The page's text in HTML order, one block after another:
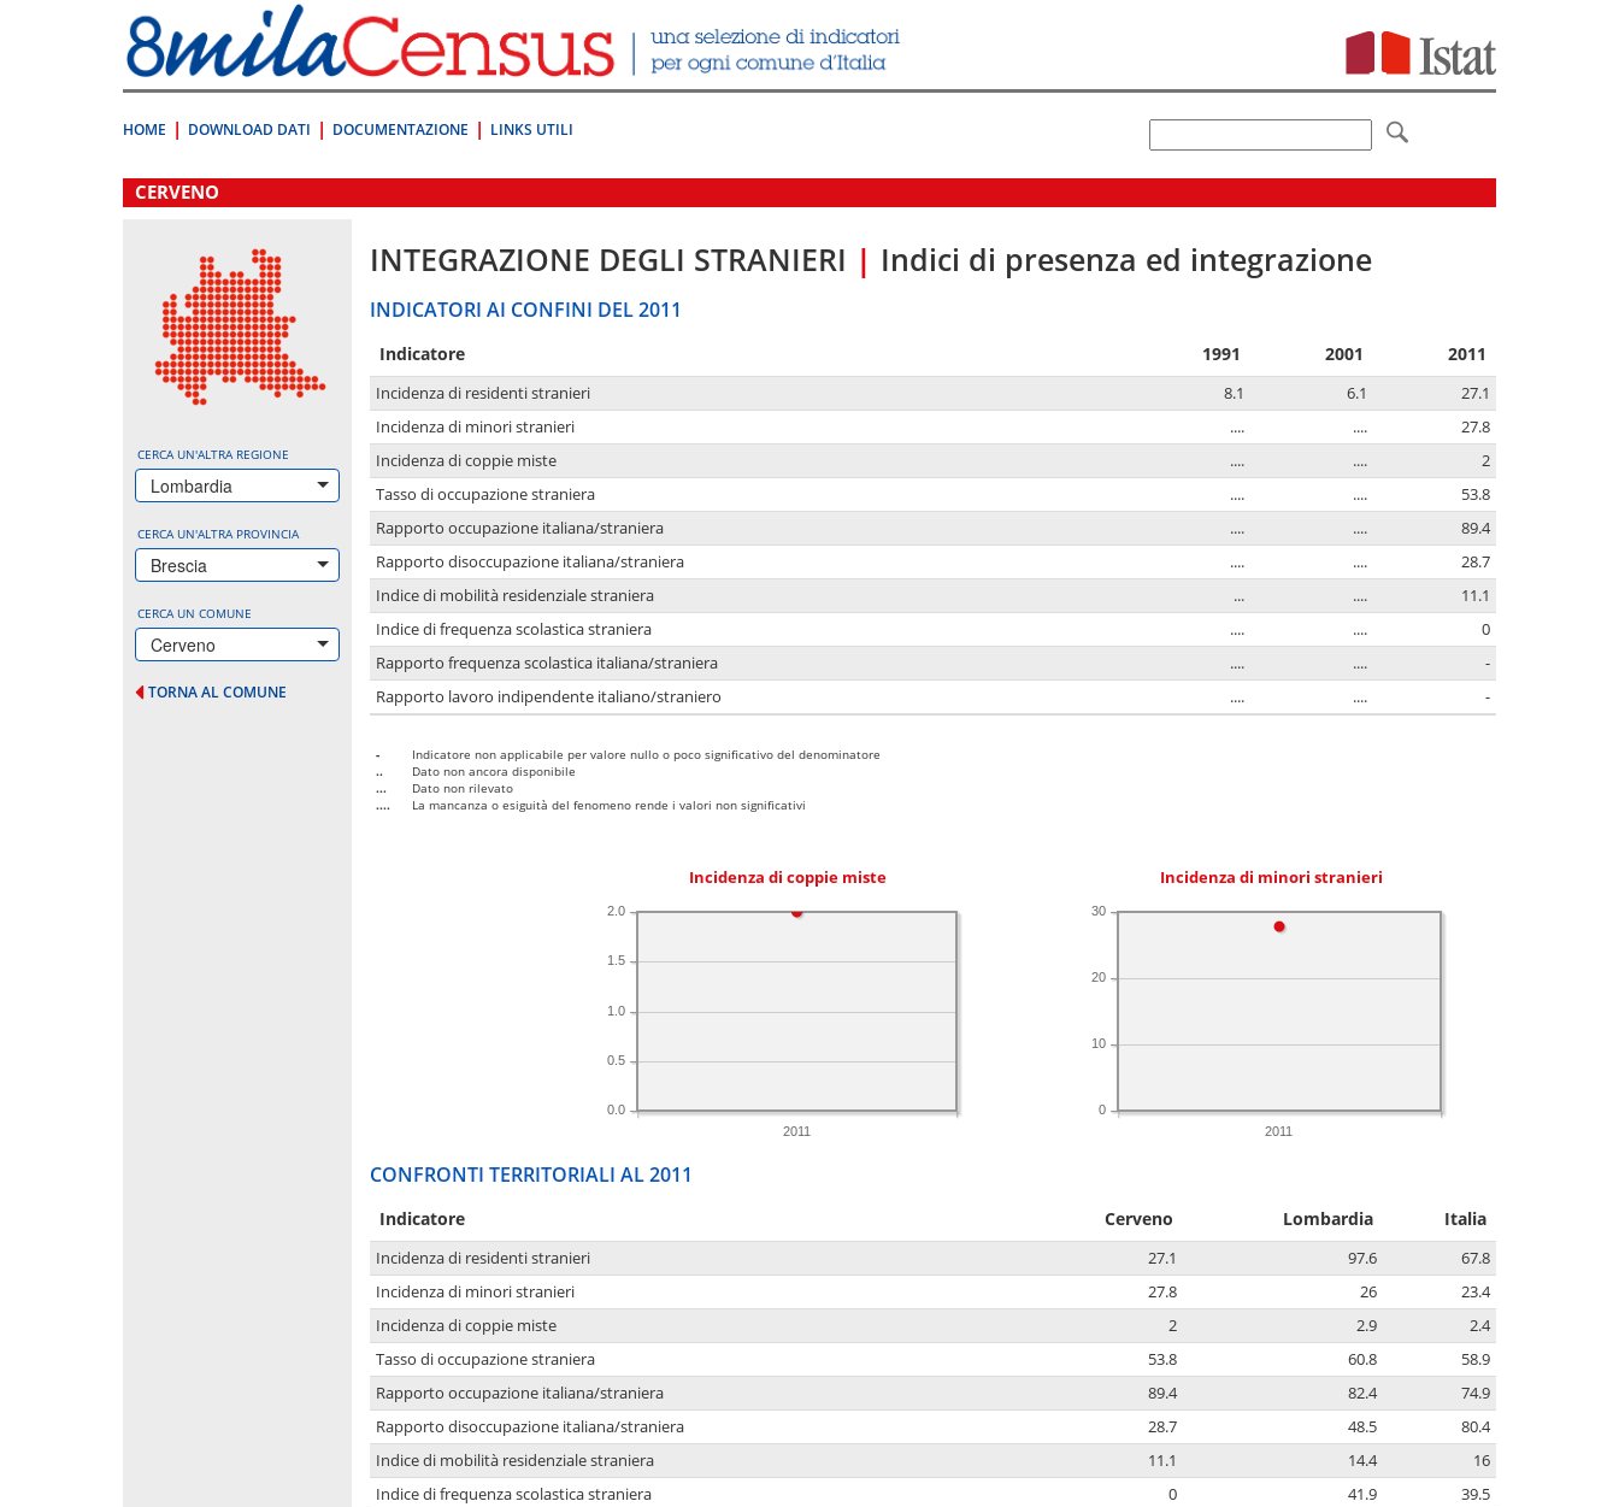
direttamente
a:
Contenuto
HOME DOWNLOAD DATI DOCUMENTAZIONE LINKS UTILI
.
CERVENO
CERCA UN'ALTRA REGIONE
Lombardia
CERCA UN'ALTRA PROVINCIA
Brescia
CERCA UN COMUNE
Cerveno
TORNA AL COMUNE
INTEGRAZIONE DEGLI STRANIERI | Indici di presenza ed integrazione
INDICATORI AI CONFINI DEL 2011
Indicatore 1991 2001 2011
Incidenza di residenti stranieri 8.1 6.1
27.1
Incidenza di minori stranieri
.... ....
27.8
Incidenza di coppie miste
.... ....
2
Tasso di occupazione straniera
.... ....
53.8
Rapporto occupazione italiana/straniera
.... ....
89.4
Rapporto disoccupazione italiana/straniera
.... ....
28.7
Indice di mobilità residenziale straniera
... ....
11.1
Indice di frequenza scolastica straniera
.... ....
0
Rapporto frequenza scolastica italiana/straniera
.... ....
-
Rapporto lavoro indipendente italiano/straniero
.... .... -
-
Indicatore non applicabile per valore nullo o poco significativo del denominatore
..
Dato non ancora disponibile
...
Dato non rilevato
....
La mancanza o esiguità del fenomeno rende i valori non significativi
Incidenza di coppie miste
2011
0.0
0.5
1.0
1.5
2.0
Incidenza di minori stranieri
2011
0
10
20
30
CONFRONTI TERRITORIALI AL 2011
Indicatore Cerveno Lombardia Italia
Incidenza di residenti stranieri 27.1 97.6
67.8
Incidenza di minori stranieri
27.8 26
23.4
Incidenza di coppie miste
2 2.9
2.4
Tasso di occupazione straniera
53.8 60.8
58.9
Rapporto occupazione italiana/straniera
89.4 82.4
74.9
Rapporto disoccupazione italiana/straniera
28.7 48.5
80.4
Indice di mobilità residenziale straniera
11.1 14.4
16
Indice di frequenza scolastica straniera
0 41.9
39.5